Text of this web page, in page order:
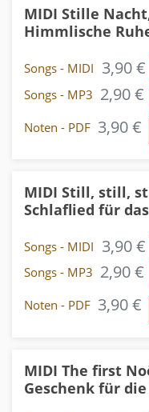
MIDI Stille
Himmlische
Songs - MIDI 3,90 €
Songs - MP3 2,90 €
Noten - PDF 3,90 €
MIDI Still, still,
Schlaflied für
Songs - MIDI 3,90 €
Songs - MP3 2,90 €
Noten - PDF 3,90 €
MIDI The first
Geschenk für